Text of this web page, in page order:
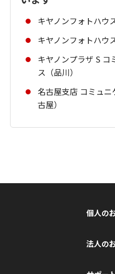
キヤノンフォトハウ
キヤノンフォトハウ
キヤノンプラザ S コ
ス（品川）
名古屋支店 コミュ
古屋）
個人の
法人の